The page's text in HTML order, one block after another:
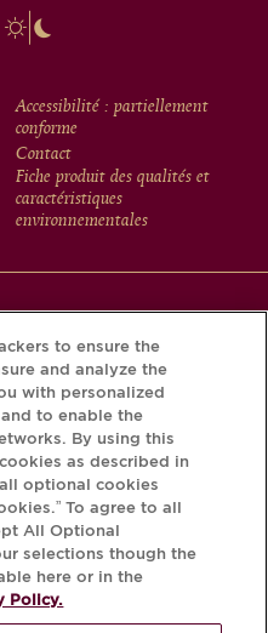
Accessibilité : partiellement
conforme
Contact
Fiche produit des qualités et
caractéristiques
environnementales
au Krug iD.
DANGEREUX
to ensure the
and analyze the
with personalized
to enable the
By using this
as described in
optional cookies
To agree to all
All Optional
selections though the
here or in the
Policy.